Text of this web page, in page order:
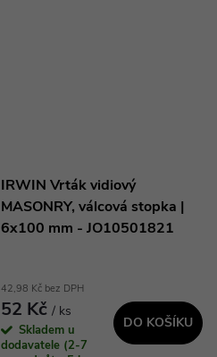
IRWIN Vrták vidiový
MASONRY, válcová stopka |
6x100 mm - JO10501821
42,98 Kč bez DPH
52 Kč/ ks
Skladem u
dodavatele (2-7
DO KOŠÍKU